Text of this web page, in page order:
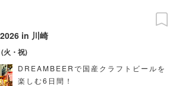
in 川崎
火・祝)
DREAMBEERで国産クラフトビールを
楽しむ6日間！